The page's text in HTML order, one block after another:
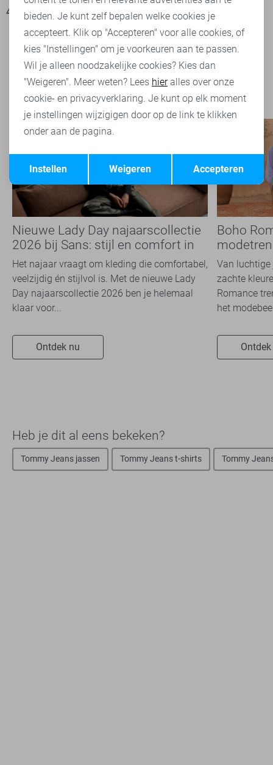
45,00 89,99
Filter 2
Nieuwe Lady Day najaarscollectie
2026 bij Sans: stijl en comfort in
travelkwaliteit
Het najaar vraagt om kleding die comfortabel,
veelzijdig én stijlvol is. Met de nieuwe Lady
Day najaarscollectie 2026 ben je helemaal
klaar voor...
Ontdek nu
Boho
overal
Van luchtige
zachte
Romance
het
Heb je dit al eens bekeken?
Tommy Jeans jassen Tommy Jeans t-shirts Tommy
Terug Opslaan
bieden. Je kunt zelf bepalen welke cookies je
accepteert. Klik op "Accepteren" voor alle cookies, of
kies "Instellingen" om je voorkeuren aan te passen.
Wil je alleen noodzakelijke cookies? Kies dan
"Weigeren". Meer weten? Lees hieralles over onze
cookie- en privacyverklaring. Je kunt op elk moment
je instellingen wijzigigen door op de link te klikken
onder aan de pagina.
Accepteren
Weigeren
Instellen